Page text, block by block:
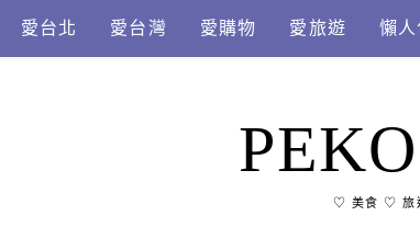
愛台北 愛台灣 愛購物 愛旅遊 懶人
♡ 美食 ♡ 旅